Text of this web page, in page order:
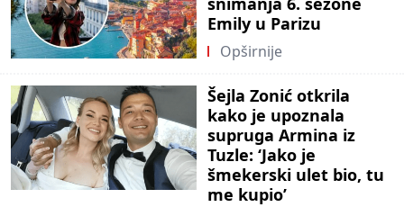
Emily u Parizu
Opširnije
Šejla Zonić otkrila
kako je upoznala
supruga Armina iz
Tuzle: ‘Jako je
šmekerski ulet bio, tu
me kupio’